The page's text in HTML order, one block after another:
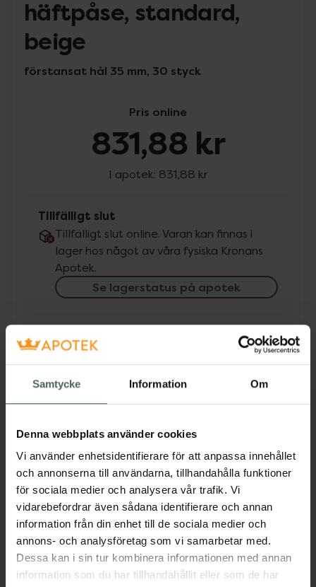
Samtycke Information Om
Denna webbplats använder cookies
Vi använder enhetsidentifierare för att anpassa innehållet
och annonserna till användarna, tillhandahålla funktioner
för sociala medier och analysera vår trafik. Vi
vidarebefordrar även sådana identifierare och annan
information från din enhet till de sociala medier och
annons- och analysföretag som vi samarbetar med.
Dessa kan i sin tur kombinera informationen med annan
information som du har tillhandahållit eller som de har
häftpåse, standard,
beige
förstansat hål 35 mm, 30 styck
Pris online
831,88 kr
I apotek: 831,88 kr
Tillfälligt slut
Tillfälligt slut online. Varan kan finnas i
lager hos något av våra fysiska Kronans
Apotek.
Se lagerstatus på apotek
Få mejl när varan finns i lager online
Jag accepterar villkoren
Spara
Aktuella erbjudanden
Beskrivning Dölj
Jämförpris 27,73 kr/st